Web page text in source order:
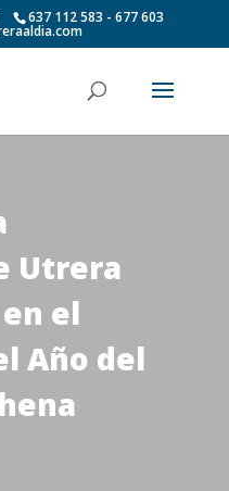
637 112 583 - 677 603
Utrera
el
Año del